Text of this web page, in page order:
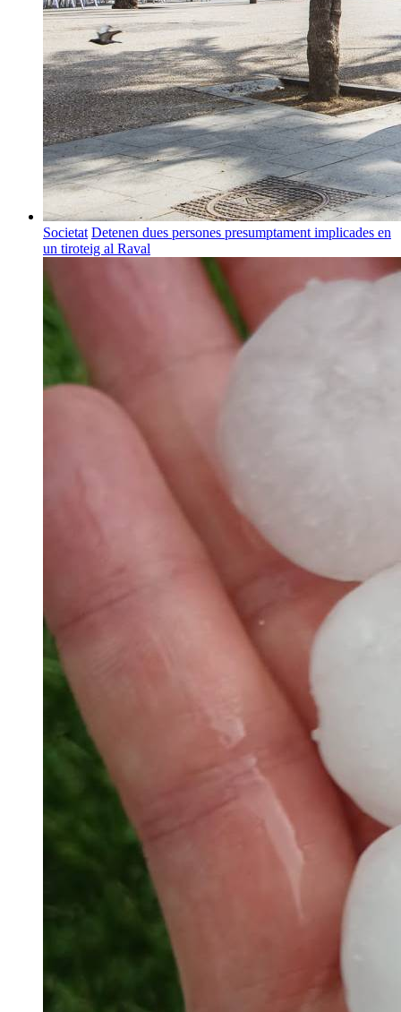
Societat Detenen dues persones presumptament implicades en
un tiroteig al Raval